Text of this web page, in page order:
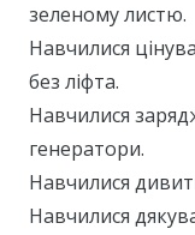
зеленому листю.
Навчилися
без ліфта.
Навчилися
генератори.
Навчилися
Навчилися